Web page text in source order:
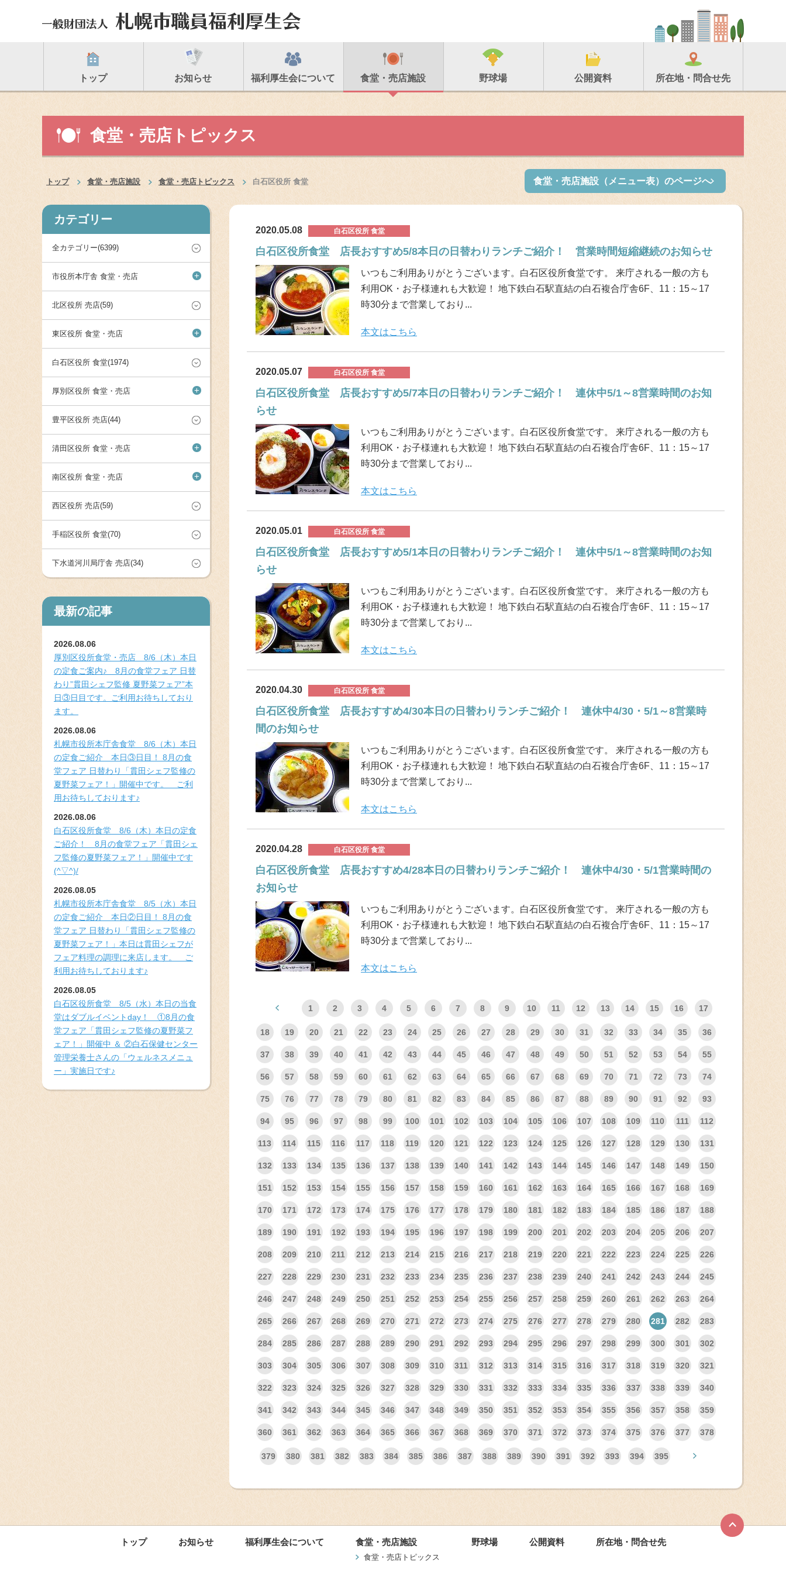
トップ お知らせ 福利厚生会について 食堂・売店施設 野球場 公開資料 所在地・問合せ先
食堂・売店トピックス
トップ 食堂・売店施設 食堂・売店トピックス 白石区役所 食堂 食堂・売店施設（メニュー表）のページへ
カテゴリー
全カテゴリー(6399)
市役所本庁舎 食堂・売店 +
北区役所 売店(59)
東区役所 食堂・売店 +
白石区役所 食堂(1974)
厚別区役所 食堂・売店 +
豊平区役所 売店(44)
清田区役所 食堂・売店 +
南区役所 食堂・売店 +
西区役所 売店(59)
手稲区役所 食堂(70)
下水道河川局庁舎 売店(34)
最新の記事
2026.08.06
厚別区役所食堂・売店 8/6（木）本日
の定食ご案内♪ 8月の食堂フェア 日替
わり”貫田シェフ監修 夏野菜フェア”本
日③日目です。ご利用お待ちしており
ます。
2026.08.06
札幌市役所本庁舎食堂 8/6（木）本日
の定食ご紹介 本日③日目！ 8月の食
堂フェア 日替わり「貫田シェフ監修の
夏野菜フェア！」開催中です。 ご利
用お待ちしております♪
2026.08.06
白石区役所食堂 8/6（木）本日の定食
ご紹介！ 8月の食堂フェア「貫田シェ
フ監修の夏野菜フェア！」開催中です
(^▽^)/
2026.08.05
札幌市役所本庁舎食堂 8/5（水）本日
の定食ご紹介 本日②日目！ 8月の食
堂フェア 日替わり「貫田シェフ監修の
夏野菜フェア！」本日は貫田シェフが
フェア料理の調理に来店します。 ご
利用お待ちしております♪
2026.08.05
白石区役所食堂 8/5（水）本日の当食
堂はダブルイベントday！ ①8月の食
堂フェア「貫田シェフ監修の夏野菜フ
ェア！」開催中 ＆ ②白石保健センター
管理栄養士さんの「ウェルネスメニュ
ー」実施日です♪
2020.05.08 白石区役所 食堂
白石区役所食堂 店長おすすめ5/8本日の日替わりランチご紹介！ 営業時間短縮継続のお知らせ
いつもご利用ありがとうございます。白石区役所食堂です。 来庁される一般の方も
利用OK・お子様連れも大歓迎！ 地下鉄白石駅直結の白石複合庁舎6F、11：15～17
時30分まで営業しており...
本文はこちら
2020.05.07 白石区役所 食堂
白石区役所食堂 店長おすすめ5/7本日の日替わりランチご紹介！ 連休中5/1～8営業時間のお知
らせ
いつもご利用ありがとうございます。白石区役所食堂です。 来庁される一般の方も
利用OK・お子様連れも大歓迎！ 地下鉄白石駅直結の白石複合庁舎6F、11：15～17
時30分まで営業しており...
本文はこちら
2020.05.01 白石区役所 食堂
白石区役所食堂 店長おすすめ5/1本日の日替わりランチご紹介！ 連休中5/1～8営業時間のお知
らせ
いつもご利用ありがとうございます。白石区役所食堂です。 来庁される一般の方も
利用OK・お子様連れも大歓迎！ 地下鉄白石駅直結の白石複合庁舎6F、11：15～17
時30分まで営業しており...
本文はこちら
2020.04.30 白石区役所 食堂
白石区役所食堂 店長おすすめ4/30本日の日替わりランチご紹介！ 連休中4/30・5/1～8営業時
間のお知らせ
いつもご利用ありがとうございます。白石区役所食堂です。 来庁される一般の方も
利用OK・お子様連れも大歓迎！ 地下鉄白石駅直結の白石複合庁舎6F、11：15～17
時30分まで営業しており...
本文はこちら
2020.04.28 白石区役所 食堂
白石区役所食堂 店長おすすめ4/28本日の日替わりランチご紹介！ 連休中4/30・5/1営業時間の
お知らせ
いつもご利用ありがとうございます。白石区役所食堂です。 来庁される一般の方も
利用OK・お子様連れも大歓迎！ 地下鉄白石駅直結の白石複合庁舎6F、11：15～17
時30分まで営業しており...
本文はこちら
1 2 3 4 5 6 7 8 9 10 11 12 13 14 15 16 17
18 19 20 21 22 23 24 25 26 27 28 29 30 31 32 33 34 35 36
37 38 39 40 41 42 43 44 45 46 47 48 49 50 51 52 53 54 55
56 57 58 59 60 61 62 63 64 65 66 67 68 69 70 71 72 73 74
75 76 77 78 79 80 81 82 83 84 85 86 87 88 89 90 91 92 93
94 95 96 97 98 99 100 101 102 103 104 105 106 107 108 109 110 111 112
113 114 115 116 117 118 119 120 121 122 123 124 125 126 127 128 129 130 131
132 133 134 135 136 137 138 139 140 141 142 143 144 145 146 147 148 149 150
151 152 153 154 155 156 157 158 159 160 161 162 163 164 165 166 167 168 169
170 171 172 173 174 175 176 177 178 179 180 181 182 183 184 185 186 187 188
189 190 191 192 193 194 195 196 197 198 199 200 201 202 203 204 205 206 207
208 209 210 211 212 213 214 215 216 217 218 219 220 221 222 223 224 225 226
227 228 229 230 231 232 233 234 235 236 237 238 239 240 241 242 243 244 245
246 247 248 249 250 251 252 253 254 255 256 257 258 259 260 261 262 263 264
265 266 267 268 269 270 271 272 273 274 275 276 277 278 279 280 281 282 283
284 285 286 287 288 289 290 291 292 293 294 295 296 297 298 299 300 301 302
303 304 305 306 307 308 309 310 311 312 313 314 315 316 317 318 319 320 321
322 323 324 325 326 327 328 329 330 331 332 333 334 335 336 337 338 339 340
341 342 343 344 345 346 347 348 349 350 351 352 353 354 355 356 357 358 359
360 361 362 363 364 365 366 367 368 369 370 371 372 373 374 375 376 377 378
379 380 381 382 383 384 385 386 387 388 389 390 391 392 393 394 395
トップ お知らせ 福利厚生会について 食堂・売店施設
食堂・売店トピックス
野球場 公開資料 所在地・問合せ先